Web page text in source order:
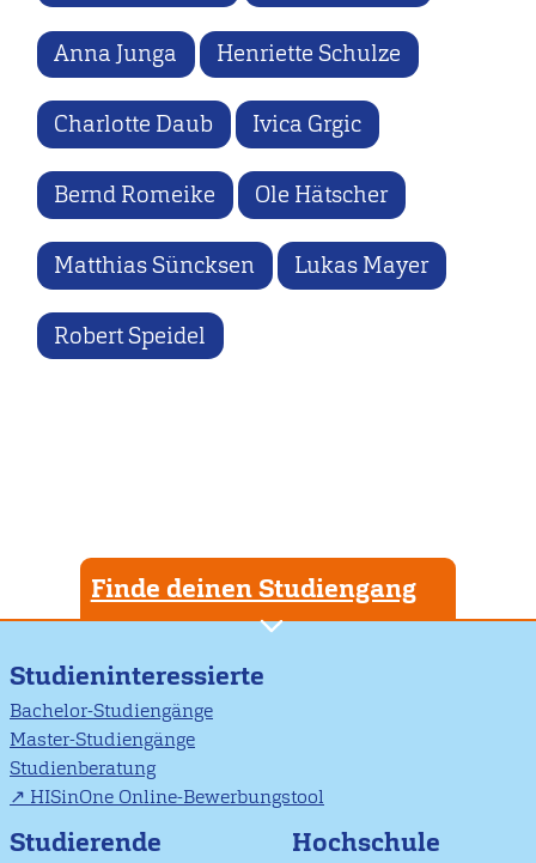
Anna Junga Henriette Schulze
Charlotte Daub Ivica Grgic
Bernd Romeike Ole Hätscher
Matthias Süncksen Lukas Mayer
Robert Speidel
Finde deinen Studiengang
Studieninteressierte
Bachelor-Studiengänge
Master-Studiengänge
Studienberatung
HISinOne Online-Bewerbungstool
Studierende Hochschule